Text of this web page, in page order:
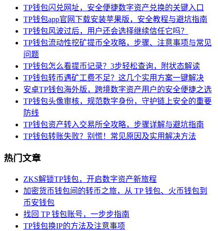
TP钱包闪兑网址，安全便捷数字资产兑换的关键入口
TP钱包app官网下载安装苹果版，安全教程与避坑指南
TP钱包风波过后，用户还会选择继续信任它吗？
TP钱包流动性挖矿提币全攻略，步骤、注意事项与常见
问题
TP钱包怎么看提币记录？3步轻松查询，附状态解读
TP钱包转币遇矿工费不足？这几个实用方案一键解决
安卓TP钱包海外版，跨境数字资产用户的安全便捷之选
TP钱包头像审核，规范数字身份，守护链上安全的重要
防线
TP钱包资产转入交易所全攻略，步骤详解与避坑指南
TP钱包转账失败？别慌！常见原因及实用解决方法
热门文章
ZKS解锁TP钱包，开启数字资产新旅程
加密货币钱包间的转币之旅，从 TP 钱包、火币钱包到
币安钱包
找回 TP 钱包账号，一步步指南
TP钱包换IP的方法及注意事项